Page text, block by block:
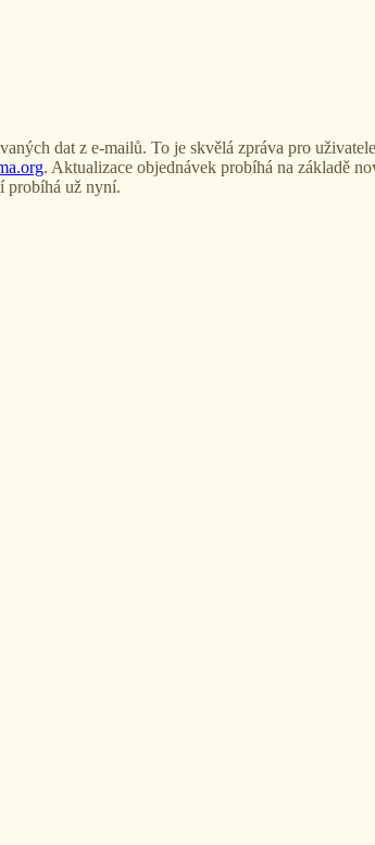
dat z e-mailů. To je skvělá zpráva pro
. Aktualizace objednávek probíhá na základě
probíhá už nyní.